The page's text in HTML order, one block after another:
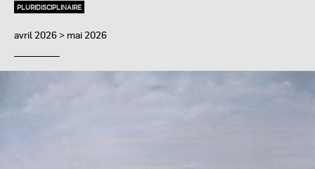
PLURIDISCIPLINAIRE
avril 2026 > mai 2026